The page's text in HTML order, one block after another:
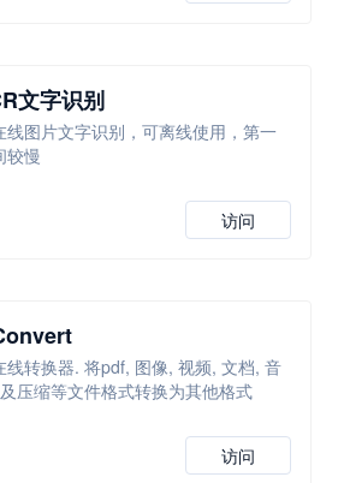
文字识别
线图片文字识别，可离线使用，第一
较慢
访问
线转换器. 将pdf, 图像, 视频, 文档, 音
压缩等文件格式转换为其他格式
访问